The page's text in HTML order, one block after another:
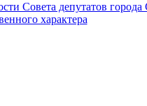
Совета депутатов города
характера